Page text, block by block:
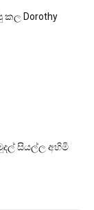
Dorothy
සියල්ල අහිමි